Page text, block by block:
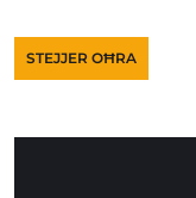
STEJJER OĦRA